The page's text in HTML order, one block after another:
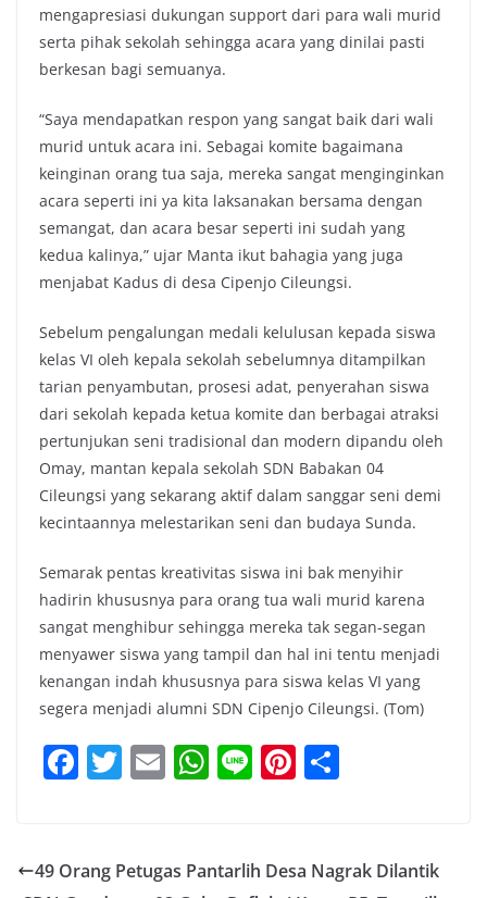
mengapresiasi dukungan support dari para wali murid
serta pihak sekolah sehingga acara yang dinilai pasti
berkesan bagi semuanya.
“Saya mendapatkan respon yang sangat baik dari wali
murid untuk acara ini. Sebagai komite bagaimana
keinginan orang tua saja, mereka sangat menginginkan
acara seperti ini ya kita laksanakan bersama dengan
semangat, dan acara besar seperti ini sudah yang
kedua kalinya,” ujar Manta ikut bahagia yang juga
menjabat Kadus di desa Cipenjo Cileungsi.
Sebelum pengalungan medali kelulusan kepada siswa
kelas VI oleh kepala sekolah sebelumnya ditampilkan
tarian penyambutan, prosesi adat, penyerahan siswa
dari sekolah kepada ketua komite dan berbagai atraksi
pertunjukan seni tradisional dan modern dipandu oleh
Omay, mantan kepala sekolah SDN Babakan 04
Cileungsi yang sekarang aktif dalam sanggar seni demi
kecintaannya melestarikan seni dan budaya Sunda.
Semarak pentas kreativitas siswa ini bak menyihir
hadirin khususnya para orang tua wali murid karena
sangat menghibur sehingga mereka tak segan-segan
menyawer siswa yang tampil dan hal ini tentu menjadi
kenangan indah khususnya para siswa kelas VI yang
segera menjadi alumni SDN Cipenjo Cileungsi. (Tom)
F
e
T
er
E
l
W
s
Li Pi
e e
49 Orang Petugas Pantarlih Desa Nagrak Dilantik